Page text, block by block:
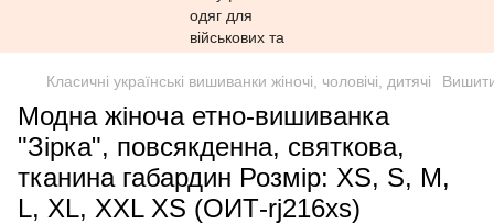
Класичні українські вишиванки жіночі, чоловічі, дитячі
Модна жіноча етно-вишиванка
"Зірка", повсякденна, святкова,
тканина габардин Розмір: XS, S, M,
L, XL, XXL XS (ОИТ-rj216xs)